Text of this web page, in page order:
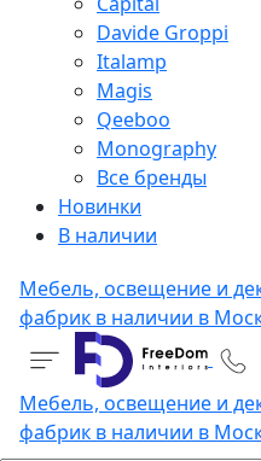
Davide Groppi
Italamp
Magis
Qeeboo
Monography
Все бренды
Новинки
В наличии
Мебель, освещение и
фабрик в наличии в
Мебель, освещение и
фабрик в наличии в